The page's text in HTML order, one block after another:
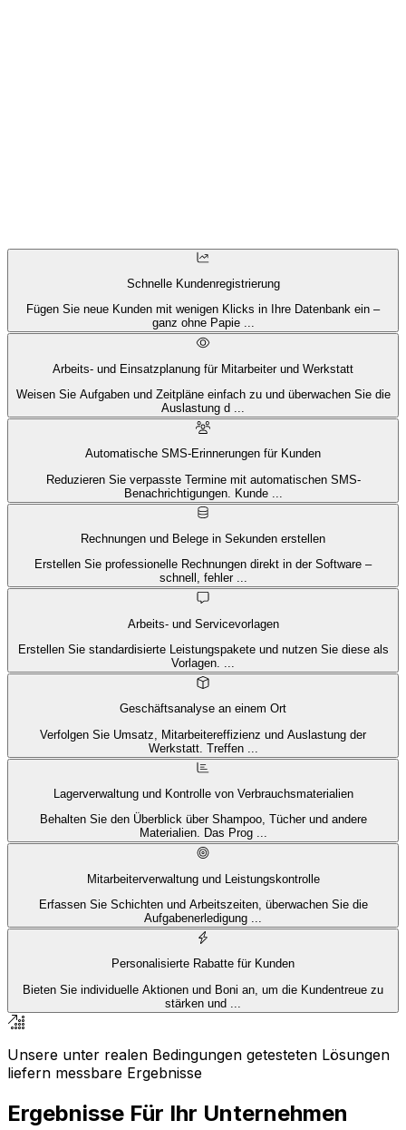
Schnelle Kundenregistrierung
Fügen Sie neue Kunden mit wenigen Klicks in Ihre Datenbank ein –
ganz ohne Papie...
Arbeits- und Einsatzplanung für Mitarbeiter und Werkstatt
Weisen Sie Aufgaben und Zeitpläne einfach zu und überwachen Sie die
Auslastung d ...
Automatische SMS-Erinnerungen für Kunden
Reduzieren Sie verpasste Termine mit automatischen SMS-
Benachrichtigungen. Kunde...
Rechnungen und Belege in Sekunden erstellen
Erstellen Sie professionelle Rechnungen direkt in der Software –
schnell, fehler...
Arbeits- und Servicevorlagen
Erstellen Sie standardisierte Leistungspakete und nutzen Sie diese als
Vorlagen.
Geschäftsanalyse an einem Ort
Verfolgen Sie Umsatz, Mitarbeitereffizienz und Auslastung der
Werkstatt. Treffen...
Lagerverwaltung und Kontrolle von Verbrauchsmaterialien
Behalten Sie den Überblick über Shampoo, Tücher und andere
Materialien. Das Prog...
Mitarbeiterverwaltung und Leistungskontrolle
Erfassen Sie Schichten und Arbeitszeiten, überwachen Sie die
Aufgabenerledigung
Personalisierte Rabatte für Kunden
Bieten Sie individuelle Aktionen und Boni an, um die Kundentreue zu
stärken und
Unsere unter realen Bedingungen getesteten Lösungen
liefern messbare Ergebnisse
Ergebnisse Für Ihr Unternehmen